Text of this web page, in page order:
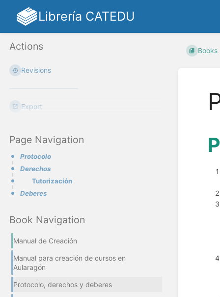
Librería CATEDU
Actions
Revisions
Export
Page Navigation
Protocolo
Derechos
Tutorización
Deberes
Book Navigation
Manual de Creación
Manual para creación de cursos en
Aularagón
Protocolo, derechos y deberes
Books